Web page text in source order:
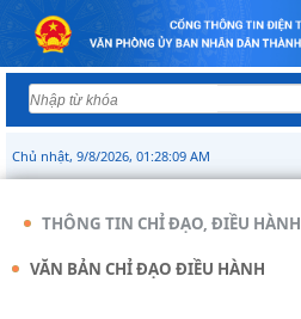
Chủ nhật, 9/8/2026, 01:28:10 AM
THÔNG TIN CHỈ ĐẠO, ĐIỀU HÀNH
VĂN BẢN CHỈ ĐẠO ĐIỀU HÀNH